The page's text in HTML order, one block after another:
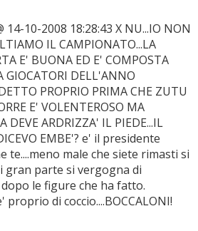
14-10-2008 18:28:43 X NU...IO NON
IL CAMPIONATO...LA
E' BUONA ED E' COMPOSTA
GIOCATORI DELL'ANNO
PROPRIO PRIMA CHE ZUTU
E' VOLENTEROSO MA
DEVE ARDRIZZA' IL PIEDE...IL
EMBE'? e' il presidente
te....meno male che siete rimasti si
gran parte si vergogna di
le figure che ha fatto.
di coccio....BOCCALONI!